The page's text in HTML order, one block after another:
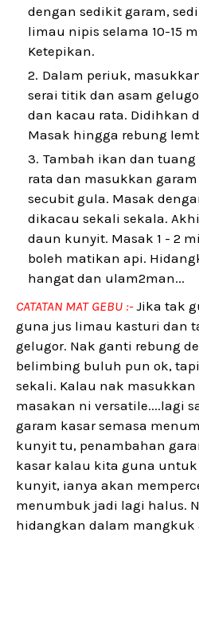
dengan sedikit garam,
limau nipis selama 10-15
Ketepikan.
Dalam periuk,
serai titik dan asam
dan kacau rata. Didihkan
Masak hingga rebung
Tambah ikan dan tuang
rata dan masukkan
secubit gula. Masak
dikacau sekali sekala.
daun kunyit. Masak 1 - 2
boleh matikan api.
hangat dan ulam2man...
CATATAN MAT GEBU :-Jika tak
guna jus limau kasturi dan
gelugor. Nak ganti rebung
belimbing buluh pun ok,
sekali. Kalau nak masukkan
masakan ni versatile....lagi
garam kasar semasa
kunyit tu, penambahan
kasar kalau kita guna
kunyit, ianya akan
menumbuk jadi lagi halus.
hidangkan dalam mangkuk